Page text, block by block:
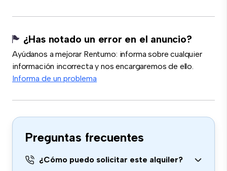
¿Has notado un error en el anuncio?
Ayúdanos a mejorar Rentumo: informa sobre cualquier
información incorrecta y nos encargaremos de ello.
Informa de un problema
Preguntas frecuentes
¿Cómo puedo solicitar este alquiler?